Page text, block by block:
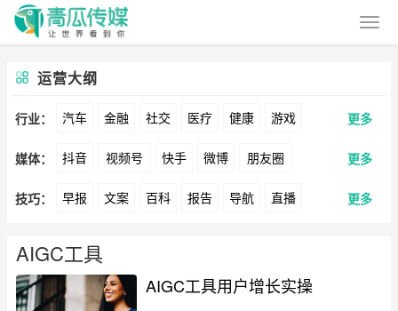
运营大纲
行业： 汽车 金融 社交 医疗 健康 游戏
动漫 美妆 美食 家装 教育 婚纱
酒旅 母婴 宠物 文娱 跨境 科技
广告
更多
媒体： 抖音 视频号 快手 微博 朋友圈
公众号 B站 小红书 头条 知乎
360
最右 神马 谷歌 Facebook Tiktok
更多
技巧： 早报 文案 百科 报告 导航 直播
涨粉 广告 推广 方案 策划 案例
更多
AIGC工具
AIGC工具用户增长实操